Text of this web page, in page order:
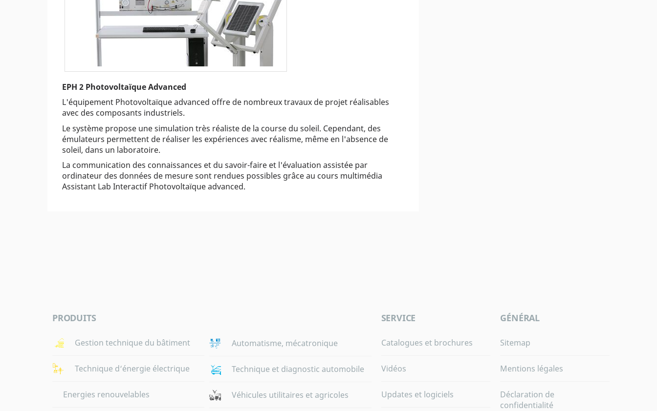
EPH 2 Photovoltaïque Advanced
L'équipement Photovoltaïque advanced offre de nombreux travaux de projet réalisables
avec des composants industriels.
Le système propose une simulation très réaliste de la course du soleil. Cependant, des
émulateurs permettent de réaliser les expériences avec réalisme, même en l'absence de
soleil, dans un laboratoire.
La communication des connaissances et du savoir-faire et l'évaluation assistée par
ordinateur des données de mesure sont rendues possibles grâce au cours multimédia
Assistant Lab Interactif Photovoltaïque advanced.
PRODUITS
Gestion technique du bâtiment
Technique d‘énergie électrique
Energies renouvelables
Automatisme, mécatronique
Technique et diagnostic automobile
Véhicules utilitaires et agricoles
SERVICE
Catalogues et brochures
Vidéos
Updates et logiciels
GÉNÉRAL
Sitemap
Mentions légales
Déclaration de
confidentialité